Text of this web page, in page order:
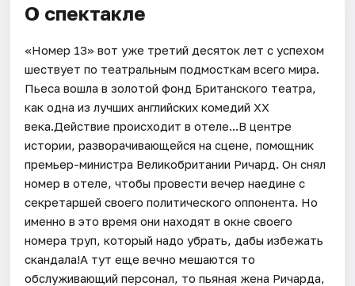
О спектакле
«Номер 13» вот уже третий десяток лет с успехом
шествует по театральным подмосткам всего мира.
Пьеса вошла в золотой фонд Британского театра,
как одна из лучших английских комедий ХХ
века.Действие происходит в отеле...В центре
истории, разворачивающейся на сцене, помощник
премьер-министра Великобритании Ричард. Он снял
номер в отеле, чтобы провести вечер наедине с
секретаршей своего политического оппонента. Но
именно в это время они находят в окне своего
номера труп, который надо убрать, дабы избежать
скандала!А тут еще вечно мешаются то
обслуживающий персонал, то пьяная жена Ричарда,